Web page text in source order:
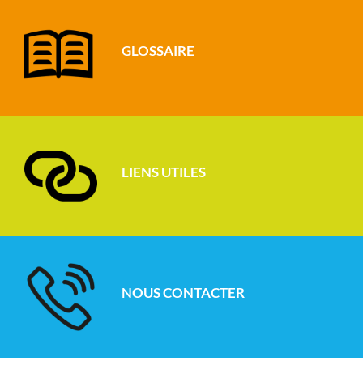
GLOSSAIRE
LIENS UTILES
NOUS CONTACTER